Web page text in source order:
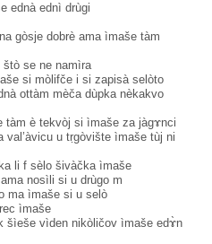
ednà ednì drùgi
gòsje dobrè ama ìmaše tàm
se ne namìra
si mòlifče i si zapisà selòto
ottàm mèča dùpka nèkakvo
tàm è tekvòj si ìmaše za jàgɤnci
val’àvicu u tṛgòvište ìmaše tùj ni
li f sèlo šivàčka ìmaše
nosìli si u drùgo m
ma ìmaše si u selò
ìmaše
šìeše vìden nikòličov ìmaše edɤ̀n